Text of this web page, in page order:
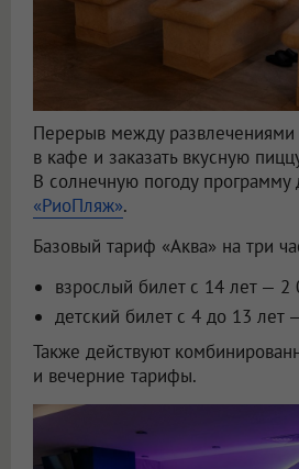
Перерыв между развлечениями
в кафе и заказать вкусную
В солнечную погоду программу
«РиоПляж».
Базовый тариф «Аква» на три
взрослый билет с 14 лет — 2
детский билет с 4 до 13 лет
Также действуют
и вечерние тарифы.